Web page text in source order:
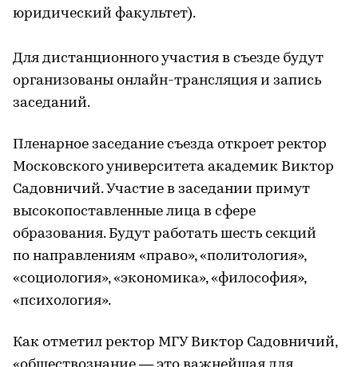
юридический факультет).
Для дистанционного участия в съезде будут
организованы онлайн-трансляция и запись
заседаний.
Пленарное заседание съезда откроет ректор
Московского университета академик Виктор
Садовничий. Участие в заседании примут
высокопоставленные лица в сфере
образования. Будут работать шесть секций
по направлениям «право», «политология»,
«социология», «экономика», «философия»,
«психология».
Как отметил ректор МГУ Виктор Садовничий,